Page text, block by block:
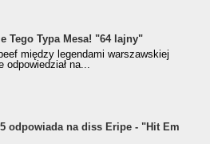
Tego Typa Mesa! "64 lajny"
między legendami warszawskiej
odpowiedział na...
odpowiada na diss Eripe - "Hit Em